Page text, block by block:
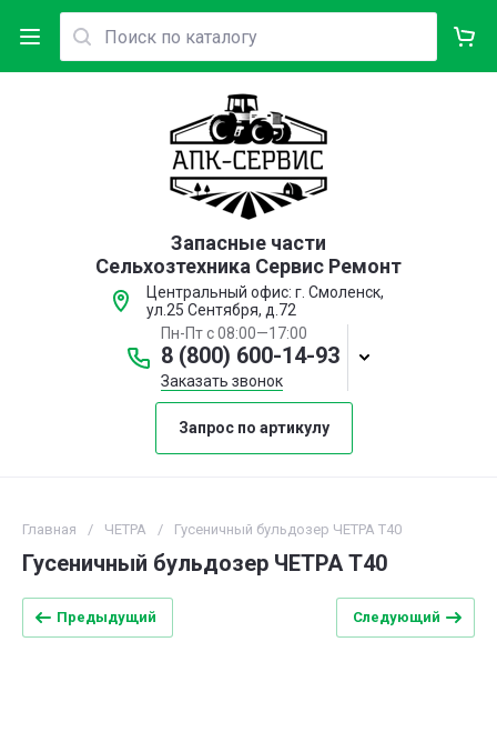
Запасные части
Сельхозтехника Сервис Ремонт
Центральный офис: г. Смоленск,
ул.25 Сентября, д.72
Пн-Пт с 08:00—17:00
8 (800) 600-14-93
Заказать звонок
Запрос по артикулу
Главная / ЧЕТРА / Гусеничный бульдозер ЧЕТРА Т40
Гусеничный бульдозер ЧЕТРА Т40
Предыдущий Следующий